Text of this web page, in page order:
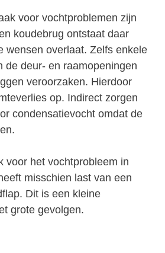
voor vochtproblemen zijn
koudebrug ontstaat daar
wensen overlaat. Zelfs enkele
de deur- en raamopeningen
veroorzaken. Hierdoor
op. Indirect zorgen
condensatievocht omdat de
voor het vochtprobleem in
misschien last van een
Dit is een kleine
grote gevolgen.